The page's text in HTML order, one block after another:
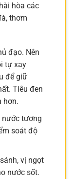
hòa các
thơm
đạo. Nên
tự xay
để giữ
Tiêu đen
hơn.
tương
soát độ
vị ngọt
nước sốt.